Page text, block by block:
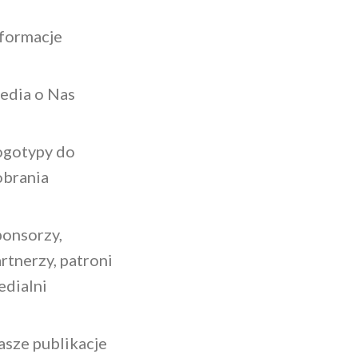
o Nas
do
patroni
publikacje